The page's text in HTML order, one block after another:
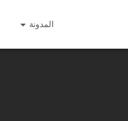
المدونة